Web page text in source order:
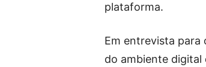
plataforma.
Em entrevista para
do ambiente digital